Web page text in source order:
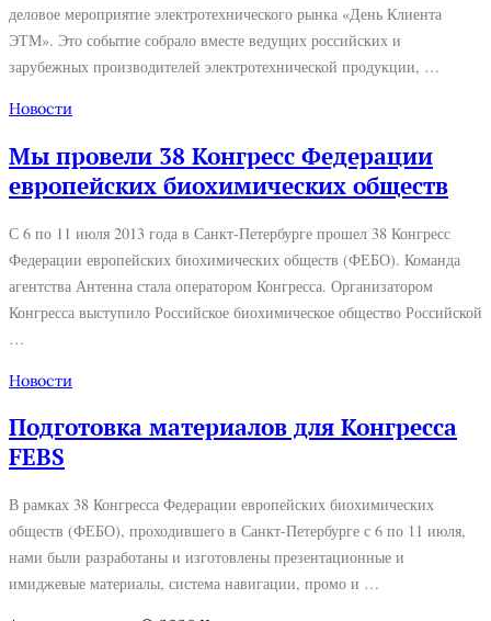
деловое мероприятие электротехнического рынка «День Клиента
ЭТМ». Это событие собрало вместе ведущих российских и
зарубежных производителей электротехнической продукции, …
Новости
Мы провели 38 Конгресс Федерации
европейских биохимических обществ
С 6 по 11 июля 2013 года в Санкт-Петербурге прошел 38 Конгресс
Федерации европейских биохимических обществ (ФЕБО). Команда
агентства Антенна стала оператором Конгресса. Организатором
Конгресса выступило Российское биохимическое общество Российской
…
Новости
Подготовка материалов для Конгресса
FEBS
В рамках 38 Конгресса Федерации европейских биохимических
обществ (ФЕБО), проходившего в Санкт-Петербурге с 6 по 11 июля,
нами были разработаны и изготовлены презентационные и
имиджевые материалы, система навигации, промо и …